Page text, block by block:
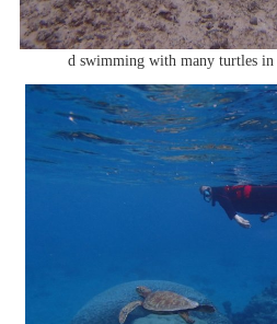
d swimming with many turtles